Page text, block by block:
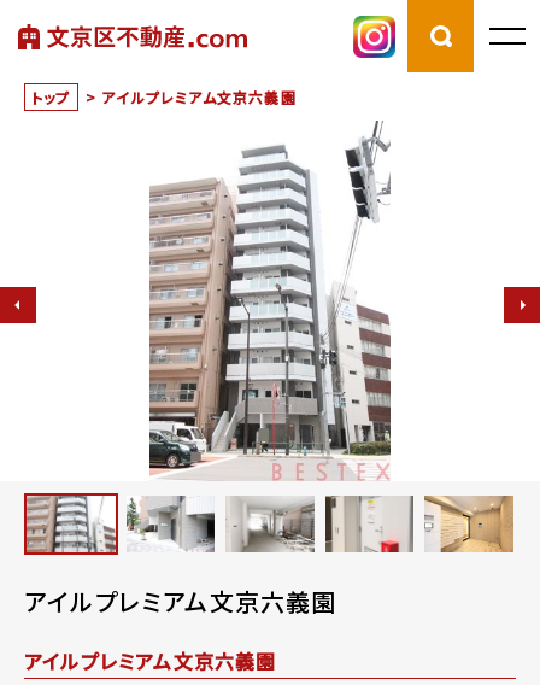
トップ > アイルプレミアム文京六義園
アイルプレミアム文京六義園
アイルプレミアム文京六義園